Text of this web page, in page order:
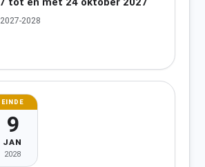
2028
EINDE
9
JAN
2028